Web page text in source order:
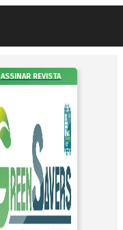
ASSINAR REVISTA